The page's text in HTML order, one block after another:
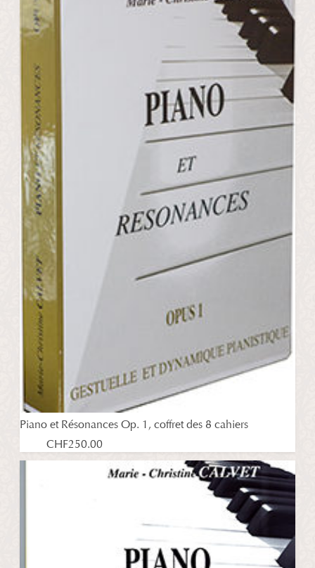
Piano et Résonances Op. 1, coffret des 8 cahiers
CHF250.00